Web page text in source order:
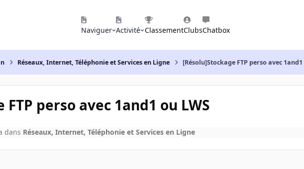
Naviguer Activité ClassementClubsChatbox
Réseaux, Internet, Téléphonie et Services en Ligne [Résolu]Stockage FTP perso avec 1and1
perso avec 1and1 ou LWS
dans Réseaux, Internet, Téléphonie et Services en Ligne